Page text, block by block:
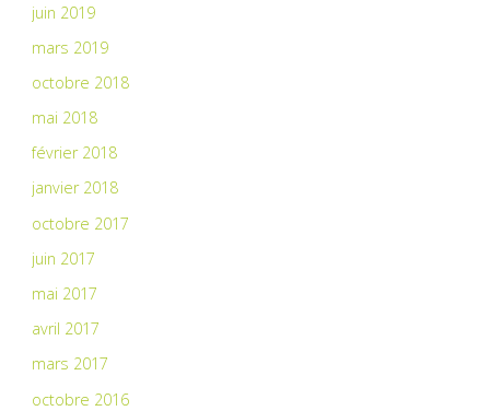
juin 2019
mars 2019
octobre 2018
mai 2018
février 2018
janvier 2018
octobre 2017
juin 2017
mai 2017
avril 2017
mars 2017
octobre 2016